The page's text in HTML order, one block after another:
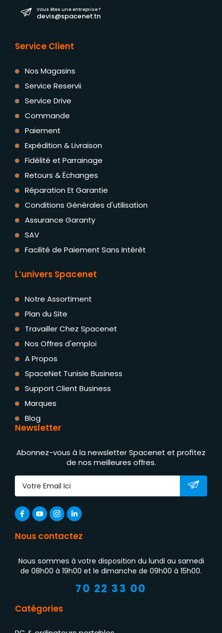
Vous êtes une entreprise ?
devis@spacenet.tn
Service Client
Nos Magasins
Service Reservii
Service Drive
Commande
Paiement
Expédition & Livraison
Fidélité et Parrainage
Retours & Échanges
Réparation Et Garantie
Conditions Générales d'utilisation
Assurance Garanty
SAV
Facilité de Paiement Sans Intérêt
L’univers Spacenet
Notre Assortiment
Plan du Site
Travailler Chez Spacenet
Nos Offres d'emploi
A Propos
SpaceNet Tunisie Business
Support Client Business
Marques
Blog
Newsletter
Abonnez-vous à la newsletter Spacenet et profitez
de nos meilleures offres.
Nous contactez
Nous sommes à votre disposition du lundi au samedi
de 08h00 à 19h00 et le dimanche de 09h00 à 15h00.
70 22 33 00
Catégories